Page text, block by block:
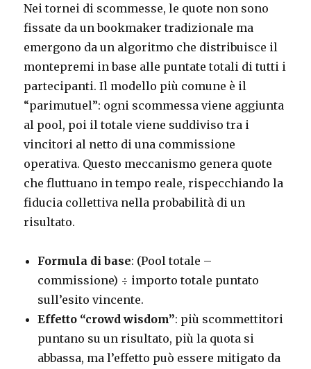
Nei tornei di scommesse, le quote non sono
fissate da un bookmaker tradizionale ma
emergono da un algoritmo che distribuisce il
montepremi in base alle puntate totali di tutti i
partecipanti. Il modello più comune è il
“parimutuel”: ogni scommessa viene aggiunta
al pool, poi il totale viene suddiviso tra i
vincitori al netto di una commissione
operativa. Questo meccanismo genera quote
che fluttuano in tempo reale, rispecchiando la
fiducia collettiva nella probabilità di un
risultato.
Formula di base: (Pool totale –
commissione) ÷ importo totale puntato
sull’esito vincente.
Effetto “crowd wisdom”: più scommettitori
puntano su un risultato, più la quota si
abbassa, ma l’effetto può essere mitigato da